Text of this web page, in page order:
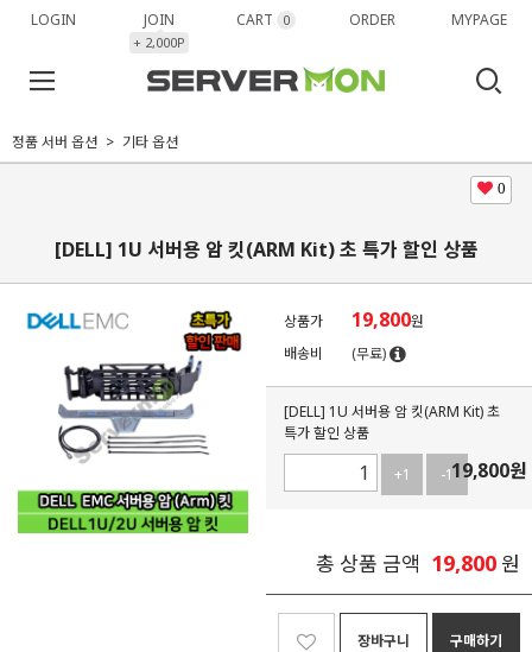
LOGIN JOIN
+ 2,000P
CART 0 ORDER MYPAGE
정품 서버 옵션 기타 옵션
0
[DELL] 1U 서버용 암 킷(ARM Kit) 초 특가 할인 상품
상품가 19,800원
배송비
(무료)
[DELL] 1U 서버용 암 킷(ARM Kit) 초
특가 할인 상품
+1 -119,800원
총 상품 금액 19,800원
장바구니 구매하기